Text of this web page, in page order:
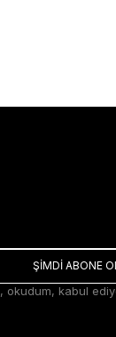
ŞİMDİ ABONE
, okudum, kabul